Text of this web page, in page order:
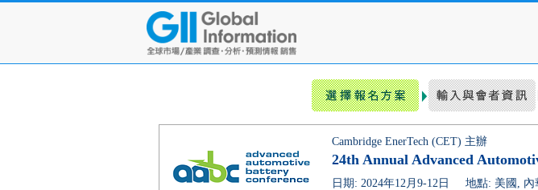
Cambridge EnerTech (CET) 主辦
24th Annual Advanced
日期: 2024年12月9-12日 地點: 美國, 內